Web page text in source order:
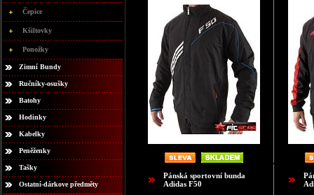
Čepice
Kšiltovky
Ponožky
Zimní Bundy
Ručníky-osušky
Batohy
Hodinky
Kabelky
Peněženky
Tašky
Ostatní-dárkove předměty
Pánská sportovní bunda
Adidas F50